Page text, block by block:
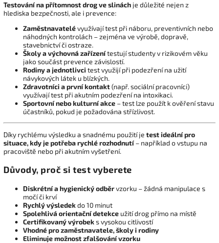
Testování na přítomnost drog ve slinách je důležité nejen z
hlediska bezpečnosti, ale i prevence:
Zaměstnavatelévyužívají test při náboru, preventivních nebo
náhodných kontrolách – zejména ve výrobě, dopravě,
stavebnictví či ostraze.
Školy a výchovná zařízenítestují studenty v rizikovém věku
jako součást prevence závislostí.
Rodiny a jednotlivci test využijí při podezření na užití
návykových látek u blízkých.
Zdravotníci a první kontakt(např. sociální pracovníci)
využívají test při akutním podezření na intoxikaci.
Sportovní nebo kulturní akce – test lze použít k ověření stavu
účastníků, pokud je požadována střízlivost.
Díky rychlému výsledku a snadnému použití je test ideální pro
situace, kdy je potřeba rychlé rozhodnutí– například o vstupu na
pracoviště nebo při akutním vyšetření.
Důvody, proč si test vyberete
Diskrétní a hygienický odběrvzorku – žádná manipulace s
močí či krví
Rychlý výsledekdo 10 minut
Spolehlivá orientační detekce užití drog přímo na místě
Certifikovaný výrobeks vysokou citlivostí
Vhodné pro zaměstnavatele, školy i rodiny
Eliminuje možnost zfalšování vzorku